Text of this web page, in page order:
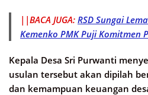
||BACA JUGA: RSD Sungai
Kemenko PMK Puji Komitmen
Kepala Desa Sri Purwanti
usulan tersebut akan dipilah
dan kemampuan keuangan